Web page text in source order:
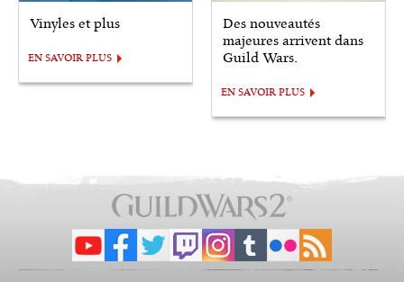
Vinyles et plus
EN SAVOIR PLUS
Des nouveautés
majeures arrivent dans
Guild Wars.
EN SAVOIR PLUS